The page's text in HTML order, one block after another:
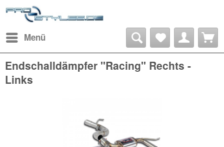
Menü
Endschalldämpfer "Racing" Rechts -
Links